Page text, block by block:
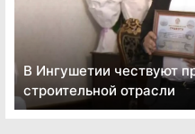
В Ингушетии чествуют
строительной отрасли